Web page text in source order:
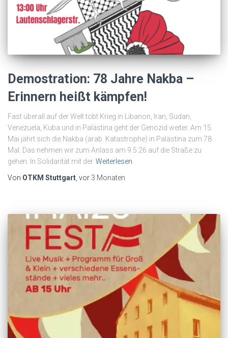
Demostration: 78 Jahre Nakba –
Erinnern heißt kämpfen!
Fast überall auf der Welt tobt Krieg in Libanon, Iran, Sudan,
Venezuela, Kuba und in Palästina geht der Genozid weiter. Am 15.
Mai jährt sich die Nakba (arab. Katastrophe) in Palästina zum 78.
Mal. Das nehmen wir zum Anlass am 9.5.26 auf die Straße zu
gehen. In Solidarität mit der Weiterlesen
Von OTKM Stuttgart, vor 3 Monaten